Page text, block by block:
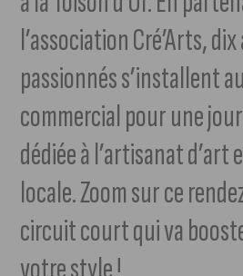
l’association Cré’Arts,
passionnés s’installent
commercial pour une
dédiée à l’artisanat d’art
locale. Zoom sur ce
circuit court qui va